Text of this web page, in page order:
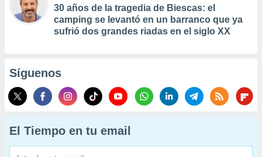
30 años de la tragedia de Biescas: el
camping se levantó en un barranco que ya
sufrió dos grandes riadas en el siglo XX
Síguenos
El Tiempo en tu email